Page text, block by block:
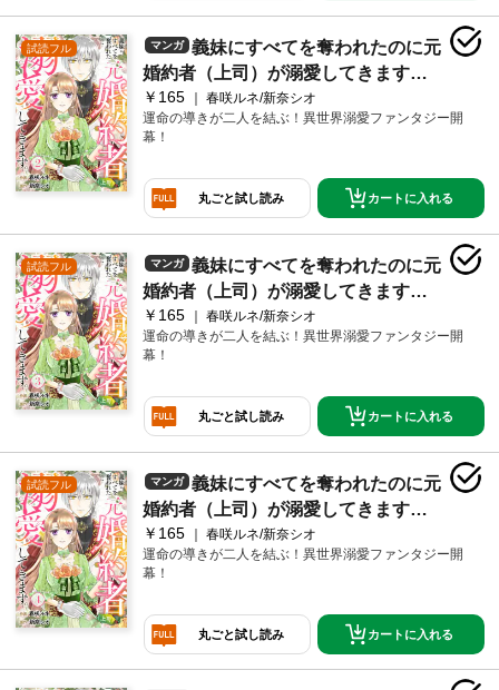
試読フル マンガ
義妹にすべてを奪われたのに元
婚約者（上司）が溺愛してきます。
２
￥165
春咲ルネ/新奈シオ
運命の導きが二人を結ぶ！異世界溺愛ファンタジー開
幕！
丸ごと試し読み カートに入れる
試読フル マンガ
義妹にすべてを奪われたのに元
婚約者（上司）が溺愛してきます。
３
￥165
春咲ルネ/新奈シオ
運命の導きが二人を結ぶ！異世界溺愛ファンタジー開
幕！
丸ごと試し読み カートに入れる
試読フル マンガ
義妹にすべてを奪われたのに元
婚約者（上司）が溺愛してきます。
４
￥165
春咲ルネ/新奈シオ
運命の導きが二人を結ぶ！異世界溺愛ファンタジー開
幕！
丸ごと試し読み カートに入れる